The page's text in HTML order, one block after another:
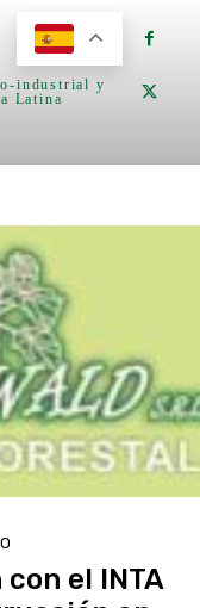
industrial y
Latina
el INTA